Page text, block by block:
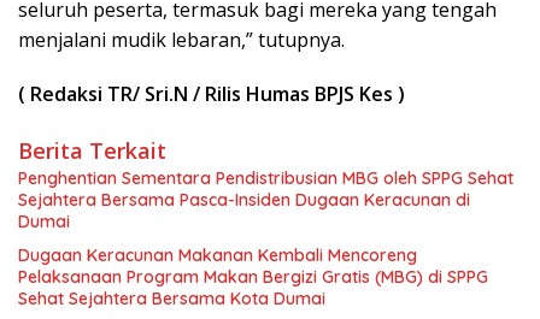
seluruh peserta, termasuk bagi mereka yang tengah
menjalani mudik lebaran,” tutupnya.
( Redaksi TR/ Sri.N / Rilis Humas BPJS Kes )
Berita Terkait
Penghentian Sementara Pendistribusian MBG oleh SPPG Sehat
Sejahtera Bersama Pasca-Insiden Dugaan Keracunan di
Dumai
Dugaan Keracunan Makanan Kembali Mencoreng
Pelaksanaan Program Makan Bergizi Gratis (MBG) di SPPG
Sehat Sejahtera Bersama Kota Dumai